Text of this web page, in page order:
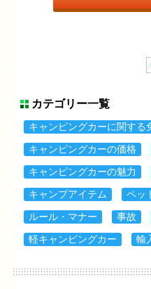
カテゴリー一覧
キャンピングカーに関する
キャンピングカーの価格
キャンピングカーの魅力
キャンプアイテム ペッ
ルール・マナー 事故
軽キャンピングカー 輸